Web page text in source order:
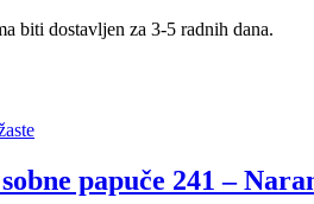
biti dostavljen za 3-5 radnih dana.
papuče 241 –